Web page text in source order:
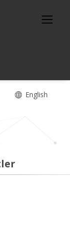
English